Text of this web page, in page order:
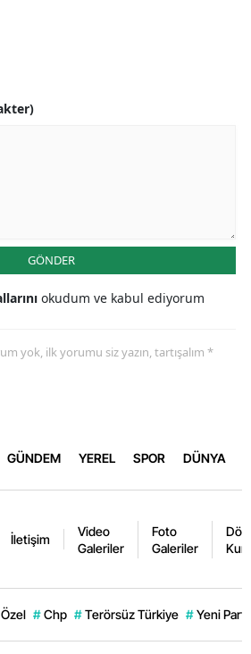
GÖNDER
okudum ve kabul ediyorum
yok, ilk yorumu siz yazın, tartışalım *
GÜNDEM YEREL SPOR DÜNYA
İletişim
Video
Galeriler
Foto
Galeriler
# Chp # Terörsüz Türkiye # Yeni Parti